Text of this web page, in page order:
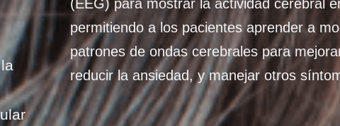
(EEG) para mostrar la actividad cerebral
permitiendo a los pacientes aprender a
patrones de ondas cerebrales para
reducir la ansiedad, y manejar otros